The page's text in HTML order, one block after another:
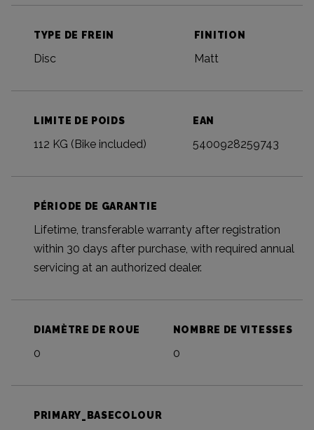
TYPE DE FREIN
Disc
FINITION
Matt
LIMITE DE POIDS
112 KG (Bike included)
EAN
5400928259743
PÉRIODE DE GARANTIE
Lifetime, transferable warranty after registration
within 30 days after purchase, with required annual
servicing at an authorized dealer.
DIAMÈTRE DE ROUE
0
NOMBRE DE VITESSES
0
PRIMARY_BASECOLOUR